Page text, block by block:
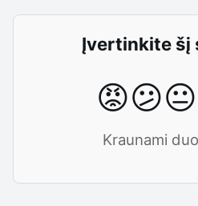
Įvertinkite šį
😡😕😐
Kraunami